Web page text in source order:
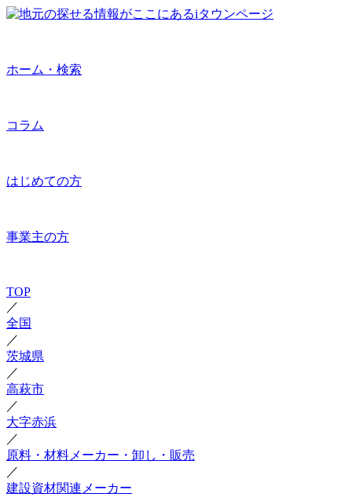
ホーム・検索
コラム
はじめての方
事業主の方
TOP
／
全国
／
茨城県
／
高萩市
／
大字赤浜
／
原料・材料メーカー・卸し・販売
／
建設資材関連メーカー